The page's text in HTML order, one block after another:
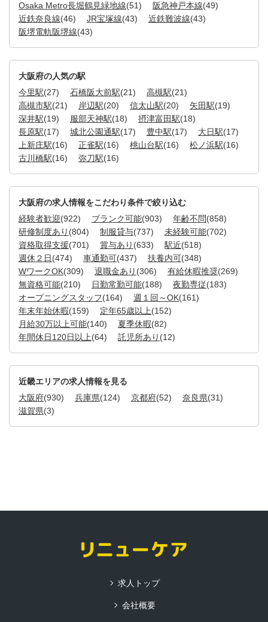
Osaka Metro長堀鶴見緑地線(51) 阪急神戸本線(49)
近鉄奈良線(46) JR宝塚線(43) 近鉄難波線(43)
阪堺電軌阪堺線(43)
大阪府の人気の駅
今里駅(27) 石橋阪大前駅(21) 高槻駅(21)
高槻市駅(21) 岸辺駅(20) 信太山駅(20) 矢田駅(19)
深井駅(19) 服部天神駅(18) 摂津富田駅(18)
長原駅(17) 城北公園通駅(17) 豊中駅(17) 大日駅(17)
上新庄駅(16) 正雀駅(16) 桃山台駅(16) 松ノ浜駅(16)
古川橋駅(16) 弥刀駅(16)
大阪府の求人情報をこだわり条件で絞り込む
経験者歓迎(922) ブランク可能(903) 年齢不問(858)
研修制度あり (804) 制服貸与(737) 未経験可能(702)
資格取得支援(701) 賞与あり (633) 駅近(518)
週休２日(474) 車通勤可(437) 扶養内可(348)
WワークOK(309) 退職金あり (306) 有給休暇推奨(269)
無資格可能(210) 日勤常勤可能(188) 夜勤専従(183)
オープニングスタッフ(164) 週１回～OK(161)
年末年始休暇(159) 定年65歳以上(152)
月給30万以上可能(140) 夏季休暇(82)
年間休日120日以上(64) 託児所あり (12)
近畿エリアの求人情報を見る
大阪府(930) 兵庫県(124) 京都府(52) 奈良県(31)
滋賀県(3)
求人トップ
会社概要